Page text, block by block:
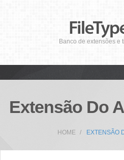
Banco de extensões e
Extensão Do
HOME EXTENSÃO